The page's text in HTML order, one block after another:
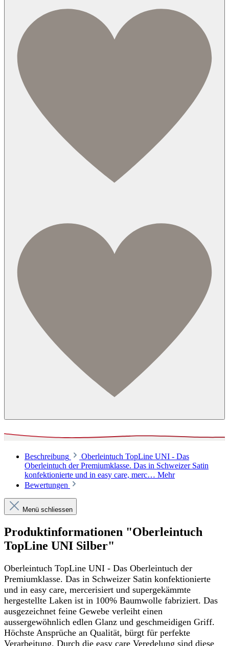
Beschreibung
Oberleintuch TopLine UNI - Das
Oberleintuch der Premiumklasse. Das in Schweizer Satin
konfektionierte und in easy care, merc… Mehr
Bewertungen
Menü schliessen
Produktinformationen "Oberleintuch
TopLine UNI Silber"
Oberleintuch TopLine UNI - Das Oberleintuch der
Premiumklasse. Das in Schweizer Satin konfektionierte
und in easy care, mercerisiert und supergekämmte
hergestellte Laken ist in 100% Baumwolle fabriziert. Das
ausgezeichnet feine Gewebe verleiht einen
aussergewöhnlich edlen Glanz und geschmeidigen Griff.
Höchste Ansprüche an Qualität, bürgt für perfekte
Verarbeitung. Durch die easy care Veredelung sind diese